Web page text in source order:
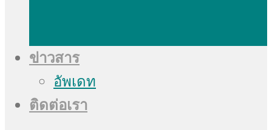
ข่าวสาร
อัพเดท
ติดต่อเรา